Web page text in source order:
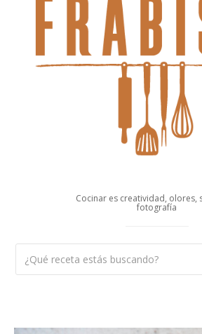
Cocinar es creatividad, olores,
fotografía